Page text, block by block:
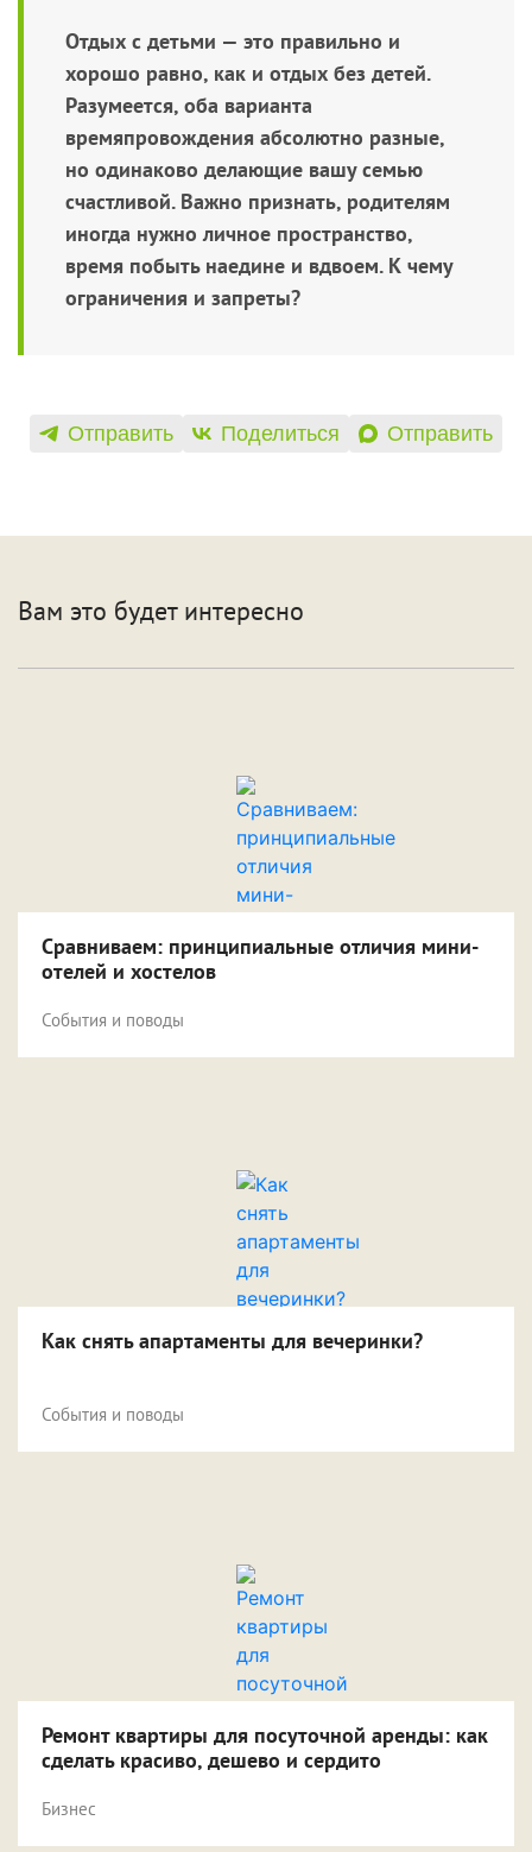
Отдых с детьми — это правильно и
хорошо равно, как и отдых без детей.
Разумеется, оба варианта
времяпровождения абсолютно разные,
но одинаково делающие вашу семью
счастливой. Важно признать, родителям
иногда нужно личное пространство,
время побыть наедине и вдвоем. К чему
ограничения и запреты?
Отправить Поделиться Отправить
Вам это будет интересно
Сравниваем: принципиальные отличия мини-
отелей и хостелов
События и поводы
Как снять апартаменты для вечеринки?
События и поводы
Ремонт квартиры для посуточной аренды: как
сделать красиво, дешево и сердито
Бизнес